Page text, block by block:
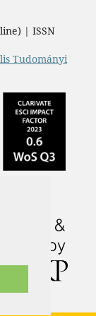
| ISSN
Tudományi